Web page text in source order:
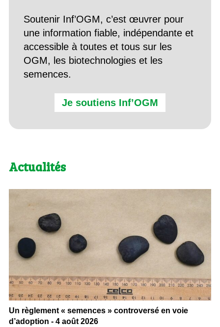
Soutenir Inf’OGM, c’est œuvrer pour
une information fiable, indépendante et
accessible à toutes et tous sur les
OGM, les biotechnologies et les
semences.
Je soutiens Inf’OGM
Actualités
Un règlement « semences » controversé en voie
d’adoption - 4 août 2026